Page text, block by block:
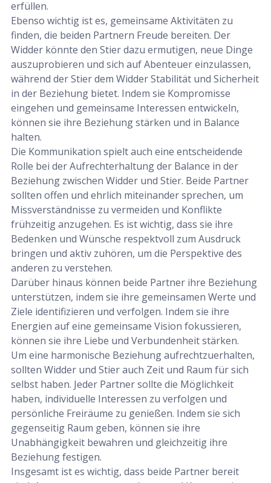
erfüllen.
Ebenso wichtig ist es, gemeinsame Aktivitäten zu
finden, die beiden Partnern Freude bereiten. Der
Widder könnte den Stier dazu ermutigen, neue Dinge
auszuprobieren und sich auf Abenteuer einzulassen,
während der Stier dem Widder Stabilität und Sicherheit
in der Beziehung bietet. Indem sie Kompromisse
eingehen und gemeinsame Interessen entwickeln,
können sie ihre Beziehung stärken und in Balance
halten.
Die Kommunikation spielt auch eine entscheidende
Rolle bei der Aufrechterhaltung der Balance in der
Beziehung zwischen Widder und Stier. Beide Partner
sollten offen und ehrlich miteinander sprechen, um
Missverständnisse zu vermeiden und Konflikte
frühzeitig anzugehen. Es ist wichtig, dass sie ihre
Bedenken und Wünsche respektvoll zum Ausdruck
bringen und aktiv zuhören, um die Perspektive des
anderen zu verstehen.
Darüber hinaus können beide Partner ihre Beziehung
unterstützen, indem sie ihre gemeinsamen Werte und
Ziele identifizieren und verfolgen. Indem sie ihre
Energien auf eine gemeinsame Vision fokussieren,
können sie ihre Liebe und Verbundenheit stärken.
Um eine harmonische Beziehung aufrechtzuerhalten,
sollten Widder und Stier auch Zeit und Raum für sich
selbst haben. Jeder Partner sollte die Möglichkeit
haben, individuelle Interessen zu verfolgen und
persönliche Freiräume zu genießen. Indem sie sich
gegenseitig Raum geben, können sie ihre
Unabhängigkeit bewahren und gleichzeitig ihre
Beziehung festigen.
Insgesamt ist es wichtig, dass beide Partner bereit